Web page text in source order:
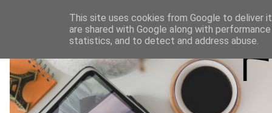
This site uses cookies from Google to deliver
are shared with Google along with
statistics, and to detect and address abuse.